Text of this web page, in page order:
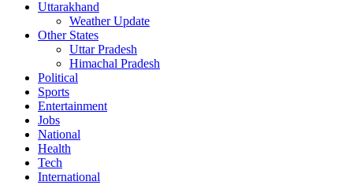
Uttarakhand
Weather Update
Other States
Uttar Pradesh
Himachal Pradesh
Political
Sports
Entertainment
Jobs
National
Health
Tech
International